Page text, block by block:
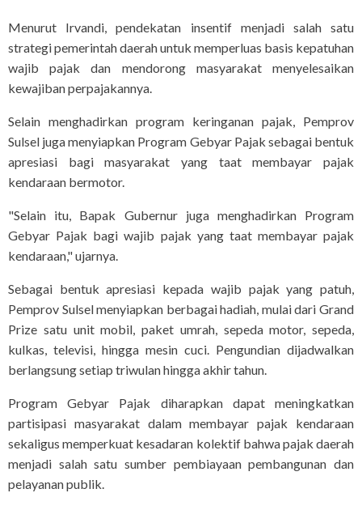
Menurut Irvandi, pendekatan insentif menjadi salah satu
strategi pemerintah daerah untuk memperluas basis kepatuhan
wajib pajak dan mendorong masyarakat menyelesaikan
kewajiban perpajakannya.
Selain menghadirkan program keringanan pajak, Pemprov
Sulsel juga menyiapkan Program Gebyar Pajak sebagai bentuk
apresiasi bagi masyarakat yang taat membayar pajak
kendaraan bermotor.
"Selain itu, Bapak Gubernur juga menghadirkan Program
Gebyar Pajak bagi wajib pajak yang taat membayar pajak
kendaraan," ujarnya.
Sebagai bentuk apresiasi kepada wajib pajak yang patuh,
Pemprov Sulsel menyiapkan berbagai hadiah, mulai dari Grand
Prize satu unit mobil, paket umrah, sepeda motor, sepeda,
kulkas, televisi, hingga mesin cuci. Pengundian dijadwalkan
berlangsung setiap triwulan hingga akhir tahun.
Program Gebyar Pajak diharapkan dapat meningkatkan
partisipasi masyarakat dalam membayar pajak kendaraan
sekaligus memperkuat kesadaran kolektif bahwa pajak daerah
menjadi salah satu sumber pembiayaan pembangunan dan
pelayanan publik.